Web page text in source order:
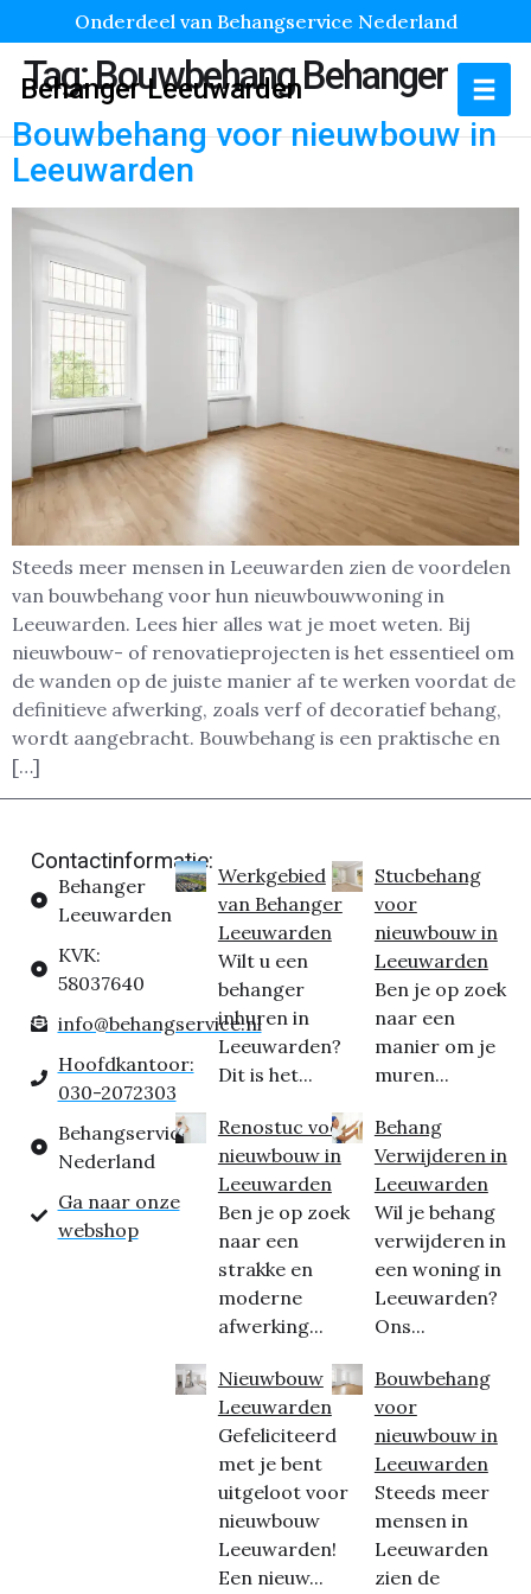
Onderdeel van Behangservice Nederland
Behanger Leeuwarden
Tag:Bouwbehang Behanger
Bouwbehang voor nieuwbouw in
Leeuwarden
Steeds meer mensen in Leeuwarden zien de voordelen
van bouwbehang voor hun nieuwbouwwoning in
Leeuwarden. Lees hier alles wat je moet weten. Bij
nieuwbouw- of renovatieprojecten is het essentieel om
de wanden op de juiste manier af te werken voordat de
definitieve afwerking, zoals verf of decoratief behang,
wordt aangebracht. Bouwbehang is een praktische en
[…]
Contactinformatie:
Behanger
Leeuwarden
KVK:
58037640
info@behangservice.nl
Hoofdkantoor:
030-2072303
Behangservice
Nederland
Ga naar onze
webshop
Werkgebied
van Behanger
Leeuwarden
Wilt u een
behanger
inhuren in
Leeuwarden?
Dit is het...
Renostuc voor
nieuwbouw in
Leeuwarden
Ben je op zoek
naar een
strakke en
moderne
afwerking...
Nieuwbouw
Leeuwarden
Gefeliciteerd
met je bent
uitgeloot voor
nieuwbouw
Leeuwarden!
Een nieuw...
Stucbehang
voor
nieuwbouw in
Leeuwarden
Ben je op zoek
naar een
manier om je
muren...
Behang
Verwijderen in
Leeuwarden
Wil je behang
verwijderen in
een woning in
Leeuwarden?
Ons...
Bouwbehang
voor
nieuwbouw in
Leeuwarden
Steeds meer
mensen in
Leeuwarden
zien de